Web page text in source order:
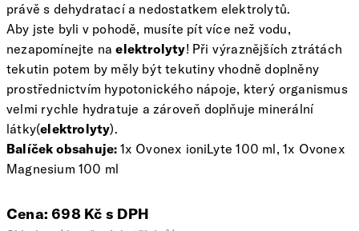
právě s dehydratací a nedostatkem elektrolytů.
Aby jste byli v pohodě, musíte pít více než vodu,
nezapomínejte naelektrolyty! Při výraznějších ztrátách
tekutin potem by měly být tekutiny vhodně doplněny
prostřednictvím hypotonického nápoje, který organismus
velmi rychle hydratuje a zároveň doplňuje minerální
látky(elektrolyty).
Balíček obsahuje: 1x Ovonex ioniLyte 100 ml, 1x Ovonex
Magnesium 100 ml
Cena: 698 Kč s DPH